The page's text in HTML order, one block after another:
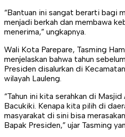
“Bantuan ini sangat berarti bagi
menjadi berkah dan membawa
menerima,” ungkapnya.
Wali Kota Parepare, Tasming
menjelaskan bahwa tahun
Presiden disalurkan di
wilayah Lauleng.
“Tahun ini kita serahkan di
Bacukiki. Kenapa kita pilih di
masyarakat di sini bisa
Bapak Presiden,” ujar Tasming